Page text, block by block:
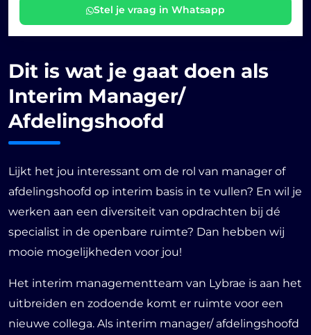
Stel je vraag in Whatsapp
Dit is wat je gaat doen als
Interim Manager/
Afdelingshoofd
Lijkt het jou interessant om de rol van manager of
afdelingshoofd op interim basis in te vullen? En wil je
werken aan een diversiteit van opdrachten bij dé
specialist in de openbare ruimte? Dan hebben wij
mooie mogelijkheden voor jou!
Het interim managementteam van Lybrae is aan het
uitbreiden en zodoende komt er ruimte voor een
nieuwe collega. Als interim manager/ afdelingshoofd